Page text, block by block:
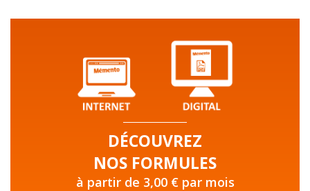
DÉCOUVREZ
NOS FORMULES
à partir de 3,00 € par mois